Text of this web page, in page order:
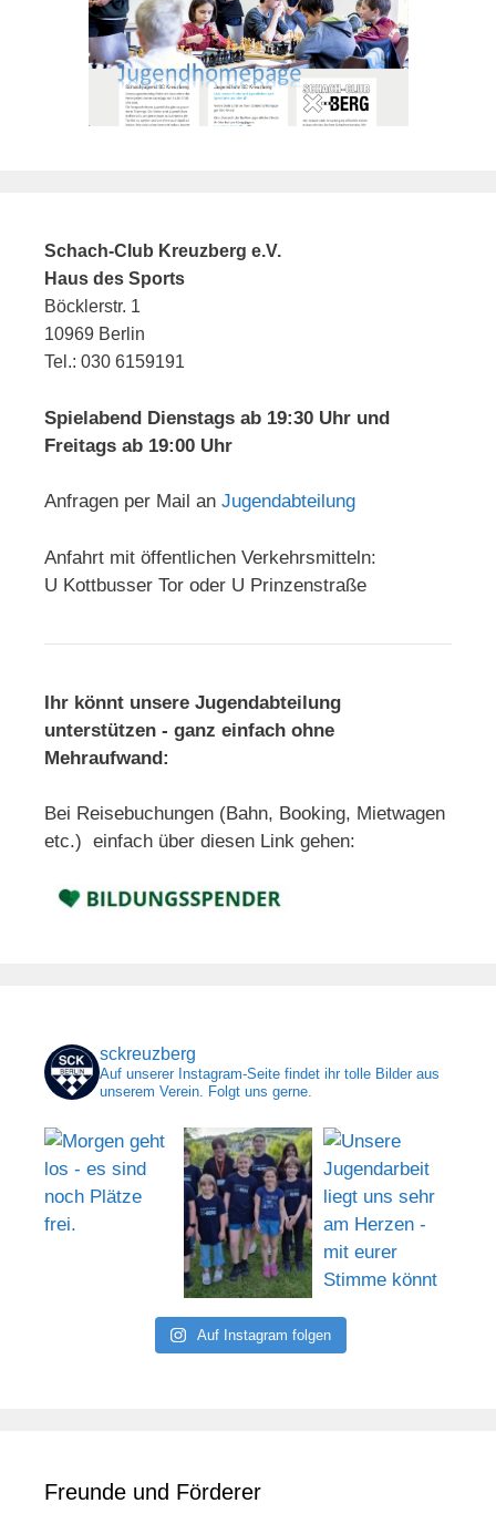
Schach-Club Kreuzberg e.V.
Haus des Sports
Böcklerstr. 1
10969 Berlin
Tel.: 030 6159191
Spielabend Dienstags ab 19:30 Uhr und
Freitags ab 19:00 Uhr
Anfragen per Mail an Jugendabteilung
Anfahrt mit öffentlichen Verkehrsmitteln:
U Kottbusser Tor oder U Prinzenstraße
Ihr könnt unsere Jugendabteilung
unterstützen - ganz einfach ohne
Mehraufwand:
Bei Reisebuchungen (Bahn, Booking, Mietwagen
etc.) einfach über diesen Link gehen:
sckreuzberg
Auf unserer Instagram-Seite findet ihr tolle Bilder aus
unserem Verein. Folgt uns gerne.
Auf Instagram folgen
Freunde und Förderer